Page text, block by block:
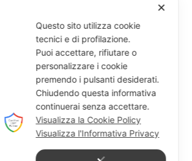
161 (Blocco 32 Centergross) -
Funo di Argelato (BO) - Italy
info@miragesrl.com
+39 051 8651711
✕
Questo sito utilizza cookie
tecnici e di profilazione.
Puoi accettare, rifiutare o
personalizzare i cookie
premendo i pulsanti desiderati.
Chiudendo questa informativa
continuerai senza accettare.
Visualizza la Cookie Policy
Visualizza l'Informativa Privacy